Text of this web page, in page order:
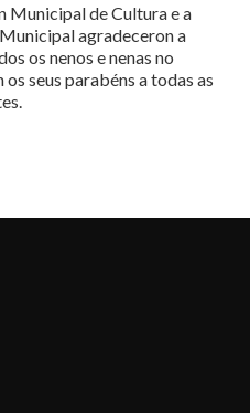
Municipal de Cultura e a
agradeceron a
os nenos e nenas no
seus parabéns a todas as